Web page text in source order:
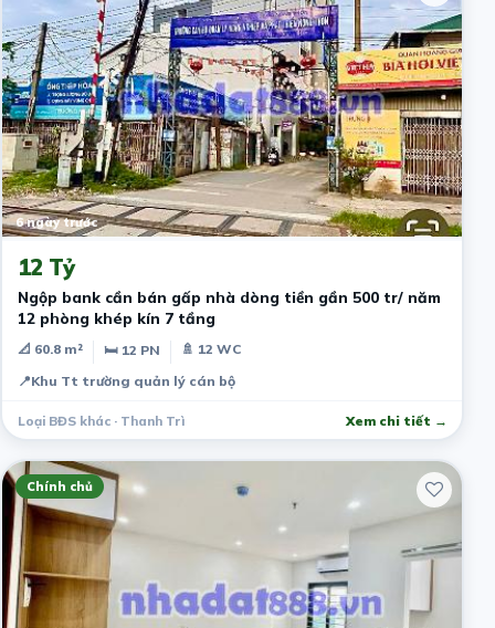
6 ngày trước
12 Tỷ
Ngộp bank cần bán gấp nhà dòng tiền gần 500 tr/ năm
12 phòng khép kín 7 tầng
📐 60.8 m² 🛏 12 PN
🚿 12 WC
📍Khu Tt trường quản lý cán bộ
Loại BĐS khác · Thanh Trì Xem chi tiết →
Chính chủ